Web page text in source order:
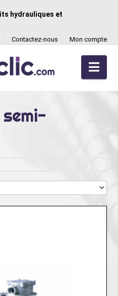
hydrauliques et
Contactez-nous Mon compte